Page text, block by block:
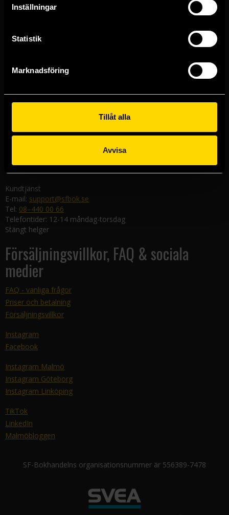
Inställningar
Statistik
Marknadsföring
Tillåt alla
Avvisa
Butiker & kundtjänst
Västerlånggatan 48
Göteborgsbutiken
Kungsgatan 19
Malmöbutiken
582 19 Linköping
Kundtjänst
E-mail: support@sfbok.se
Tel: 08–440 00 66
Telefontider: 12-14 måndag-torsdag
Stängt helger
Försäljningsvillkor, FAQ & sociala
medier
FAQ - vanliga frågor
Priser och betalning
Försäljningsvillkor
Instagram
Facebook
Instagram Malmö
Instagram Göteborg
Instagram Linköping
TikTok
LinkedIn
Malmöbloggen
SF-Bokhandelns organisationsnummer är 556389-7478